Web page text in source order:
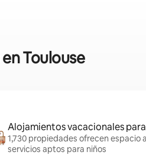
Toulouse
Alojamientos vacacionales
1,730 propiedades ofrecen espacio
servicios aptos para niños